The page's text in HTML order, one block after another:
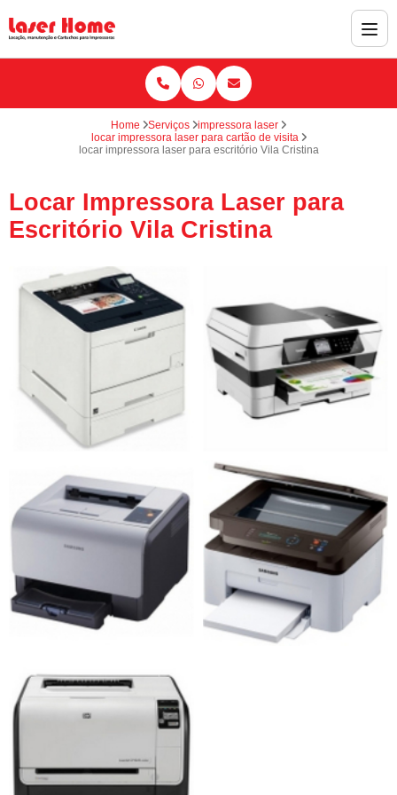
Home Serviços
impressora laser
locar impressora laser para cartão de visita
locar impressora laser para escritório Vila Cristina
Locar Impressora Laser para
Escritório Vila Cristina